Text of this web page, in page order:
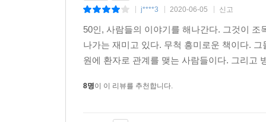
j****3 2020-06-05 신고
50인, 사람들의 이야기를 해나간다. 그것이
나가는 재미고 있다. 무척 흥미로운 책이다.
원에 환자로 관계를 맺는 사람들이다. 그리고
8명이 이 리뷰를 추천합니다.